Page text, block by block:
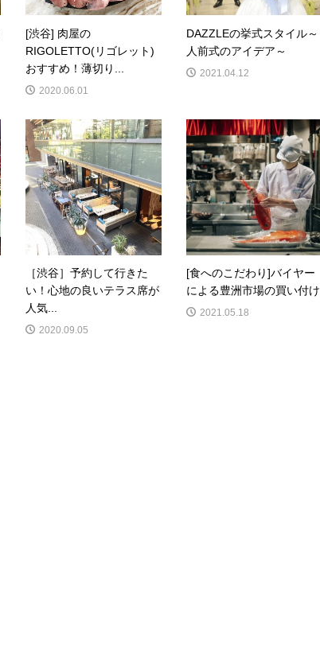
[渋谷] 肉屋の
RIGOLETTO(リゴレット)
おすすめ！薄切り...
2020.06.01
DAZZLEの挙式スタイル～
人前式のアイデア～
2021.04.12
［渋谷］予約して行きた
い！心地の良いテラス席が
人気...
2020.09.05
[食へのこだわり]バイヤー
による豊洲市場の買い付け
2021.05.18